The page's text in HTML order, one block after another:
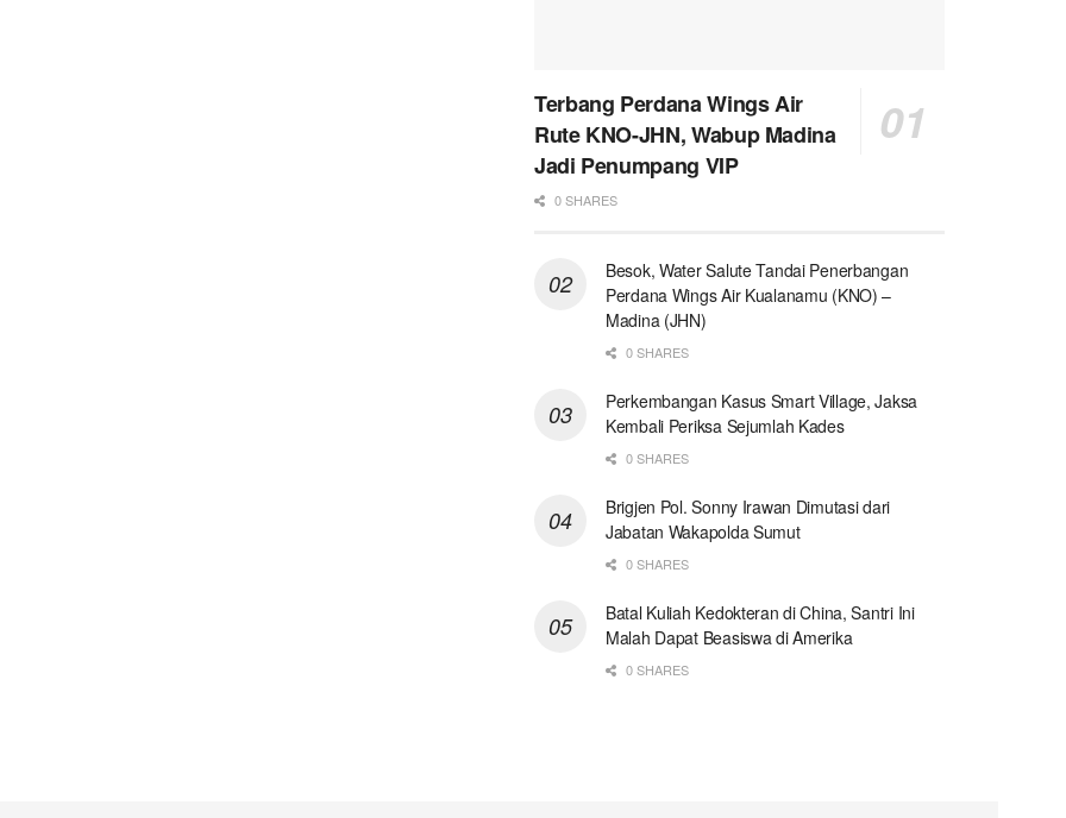
Terbang Perdana Wings Air
Rute KNO-JHN, Wabup Madina
Jadi Penumpang VIP
0 SHARES
Besok, Water Salute Tandai Penerbangan
Perdana Wings Air Kualanamu (KNO) –
Madina (JHN)
0 SHARES
Perkembangan Kasus Smart Village, Jaksa
Kembali Periksa Sejumlah Kades
0 SHARES
Brigjen Pol. Sonny Irawan Dimutasi dari
Jabatan Wakapolda Sumut
0 SHARES
Batal Kuliah Kedokteran di China, Santri Ini
Malah Dapat Beasiswa di Amerika
0 SHARES